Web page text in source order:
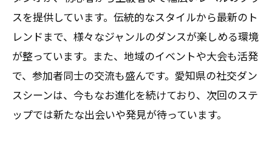
スを提供しています。伝統的なスタイルから最新のト
レンドまで、様々なジャンルのダンスが楽しめる環境
が整っています。また、地域のイベントや大会も活発
で、参加者同士の交流も盛んです。愛知県の社交ダン
スシーンは、今もなお進化を続けており、次回のステ
ップでは新たな出会いや発見が待っています。